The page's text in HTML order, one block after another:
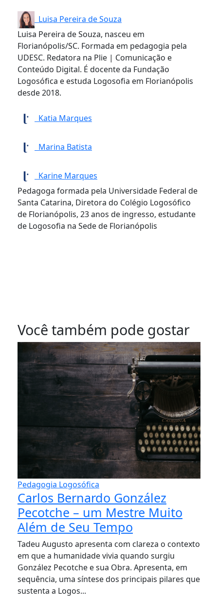
Luisa Pereira de Souza
Luisa Pereira de Souza, nasceu em
Florianópolis/SC. Formada em pedagogia pela
UDESC. Redatora na Plie | Comunicação e
Conteúdo Digital. É docente da Fundação
Logosófica e estuda Logosofia em Florianópolis
desde 2018.
Katia Marques
Marina Batista
Karine Marques
Pedagoga formada pela Universidade Federal de
Santa Catarina, Diretora do Colégio Logosófico
de Florianópolis, 23 anos de ingresso, estudante
de Logosofia na Sede de Florianópolis
Você também pode gostar
Pedagogia Logosófica
Carlos Bernardo González
Pecotche – um Mestre Muito
Além de Seu Tempo
Tadeu Augusto apresenta com clareza o contexto
em que a humanidade vivia quando surgiu
González Pecotche e sua Obra. Apresenta, em
sequência, uma síntese dos principais pilares que
sustenta a Logos...